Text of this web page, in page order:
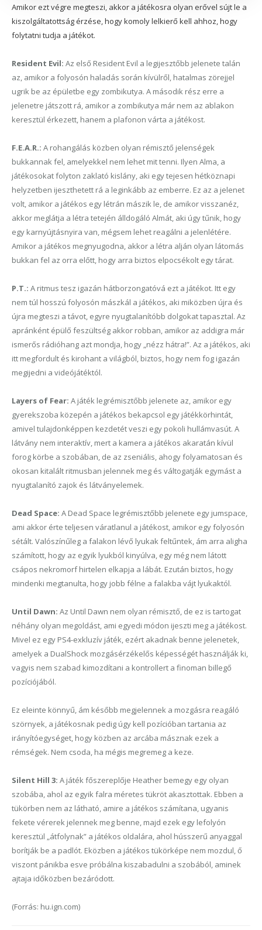
Amikor ezt végre megteszi, akkor a játékosra olyan erővel sújt le a
kiszolgáltatottság érzése, hogy komoly lelkierő kell ahhoz, hogy
folytatni tudja a játékot.
Resident Evil: Az első Resident Evil a legijesztőbb jelenete talán
az, amikor a folyosón haladás során kívülről, hatalmas zörejjel
ugrik be az épületbe egy zombikutya. A második rész erre a
jelenetre játszott rá, amikor a zombikutya már nem az ablakon
keresztül érkezett, hanem a plafonon várta a játékost.
F.E.A.R.: A rohangálás közben olyan rémisztő jelenségek
bukkannak fel, amelyekkel nem lehet mit tenni. Ilyen Alma, a
játékosokat folyton zaklató kislány, aki egy tejesen hétköznapi
helyzetben ijeszthetett rá a leginkább az emberre. Ez az a jelenet
volt, amikor a játékos egy létrán mászik le, de amikor visszanéz,
akkor meglátja a létra tetején álldogáló Almát, aki úgy tűnik, hogy
egy karnyújtásnyira van, mégsem lehet reagálni a jelenlétére.
Amikor a játékos megnyugodna, akkor a létra alján olyan látomás
bukkan fel az orra előtt, hogy arra biztos elpocsékolt egy tárat.
P.T.: A ritmus tesz igazán hátborzongatóvá ezt a játékot. Itt egy
nem túl hosszú folyosón mászkál a játékos, aki miközben újra és
újra megteszi a távot, egyre nyugtalanítóbb dolgokat tapasztal. Az
apránként épülő feszültség akkor robban, amikor az addigra már
ismerős rádióhang azt mondja, hogy „nézz hátra!”. Az a játékos, aki
itt megfordult és kirohant a világból, biztos, hogy nem fog igazán
megijedni a videójátéktól.
Layers of Fear: A játék legrémisztőbb jelenete az, amikor egy
gyerekszoba közepén a játékos bekapcsol egy játékkörhintát,
amivel tulajdonképpen kezdetét veszi egy pokoli hullámvasút. A
látvány nem interaktív, mert a kamera a játékos akaratán kívül
forog körbe a szobában, de az zseniális, ahogy folyamatosan és
okosan kitalált ritmusban jelennek meg és váltogatják egymást a
nyugtalanító zajok és látványelemek.
Dead Space: A Dead Space legrémisztőbb jelenete egy jumspace,
ami akkor érte teljesen váratlanul a játékost, amikor egy folyosón
sétált. Valószínűleg a falakon lévő lyukak feltűntek, ám arra aligha
számított, hogy az egyik lyukból kinyúlva, egy még nem látott
csápos nekromorf hirtelen elkapja a lábát. Ezután biztos, hogy
mindenki megtanulta, hogy jobb félne a falakba vájt lyukaktól.
Until Dawn: Az Until Dawn nem olyan rémisztő, de ez is tartogat
néhány olyan megoldást, ami egyedi módon ijeszti meg a játékost.
Mivel ez egy PS4-exkluzív játék, ezért akadnak benne jelenetek,
amelyek a DualShock mozgásérzékelős képességét használják ki,
vagyis nem szabad kimozdítani a kontrollert a finoman billegő
pozíciójából.
Ez eleinte könnyű, ám később megjelennek a mozgásra reagáló
szörnyek, a játékosnak pedig úgy kell pozícióban tartania az
irányítóegységet, hogy közben az arcába másznak ezek a
rémségek. Nem csoda, ha mégis megremeg a keze.
Silent Hill 3: A játék főszereplője Heather bemegy egy olyan
szobába, ahol az egyik falra méretes tükröt akasztottak. Ebben a
tükörben nem az látható, amire a játékos számítana, ugyanis
fekete vérerek jelennek meg benne, majd ezek egy lefolyón
keresztül „átfolynak” a játékos oldalára, ahol hússzerű anyaggal
borítják be a padlót. Eközben a játékos tükörképe nem mozdul, ő
viszont pánikba esve próbálna kiszabadulni a szobából, aminek
ajtaja időközben bezáródott.
(Forrás: hu.ign.com)